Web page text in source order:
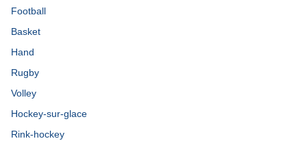
Football
Basket
Hand
Rugby
Volley
Hockey-sur-glace
Rink-hockey